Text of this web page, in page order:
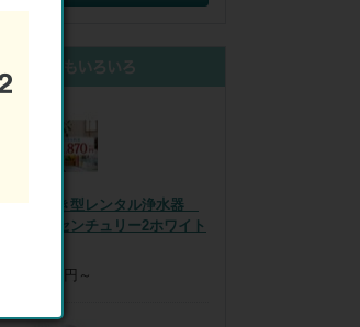
据え置き型レンタル浄水器
アクアセンチュリー2ホワイト
0円～